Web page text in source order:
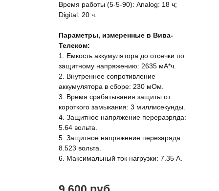
Время работы (5-5-90): Analog: 18 ч;
Digital: 20 ч.
Параметры, измеренные в Вива-
Телеком:
1. Емкость аккумулятора до отсечки по
защитному напряжению: 2635 мА*ч.
2. Внутреннее сопротивление
аккумулятора в сборе: 230 мОм.
3. Время срабатывания защиты от
короткого замыкания: 3 миллисекунды.
4. Защитное напряжение переразряда:
5.64 вольта.
5. Защитное напряжение перезаряда:
8.523 вольта.
6. Максимальный ток нагрузки: 7.35 А.